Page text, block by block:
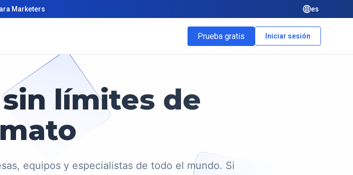
Marketers es
Prueba gratis Iniciar sesión
límites de
equipos y especialistas de todo el mundo. Si